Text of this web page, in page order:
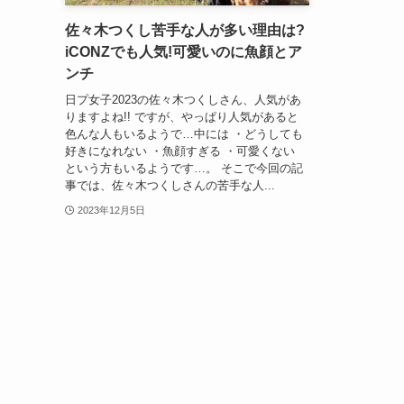
佐々木つくし苦手な人が多い理由は?
iCONZでも人気!可愛いのに魚顔とア
ンチ
日プ女子2023の佐々木つくしさん、人気があ
りますよね!! ですが、やっぱり人気があると
色んな人もいるようで…中には ・どうしても
好きになれない ・魚顔すぎる ・可愛くない
という方もいるようです…。 そこで今回の記
事では、佐々木つくしさんの苦手な人...
2023年12月5日